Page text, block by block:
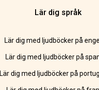
Lär dig språk
Lär dig med ljudböcker på
Lär dig med ljudböcker på
Lär dig med ljudböcker på